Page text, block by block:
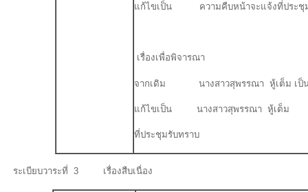
แก้ไขเป็น ความคืบหน้าจะแจ้งที่ประชุม
เรื่องเพื่อพิจารณา
จากเดิม นางสาวสุพรรณา หู้เต็ม เป็
แก้ไขเป็น นางสาวสุพรรณา หู้เต็ม
ที่ประชุมรับทราบ
ระเบียบวาระที่ 3 เรื่องสืบเนื่อง